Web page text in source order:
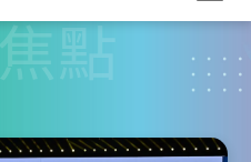
點